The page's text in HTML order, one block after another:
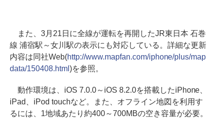
また、3月21日に全線が運転を再開したJR東日本 石巻
線 浦宿駅～女川駅の表示にも対応している。詳細な更新
内容は同社Web(http://www.mapfan.com/iphone/plus/map
data/150408.html )を参照。
動作環境は、iOS 7.0.0～iOS 8.2.0を搭載したiPhone、
iPad、iPod touchなど。また、オフライン地図を利用す
るには、1地域あたり約400～700MBの空き容量が必要。